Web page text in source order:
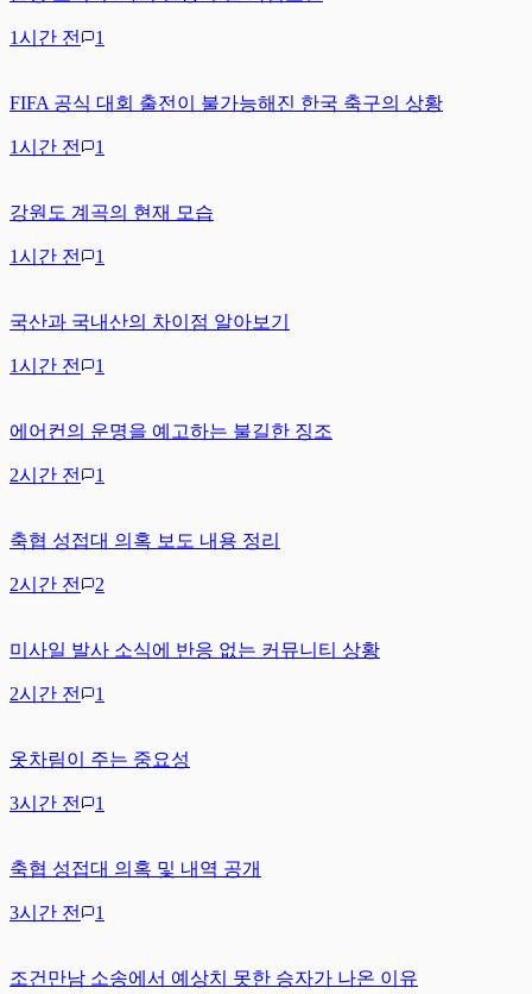
1시간 전 1
FIFA 공식 대회 출전이 불가능해진 한국 축구의 상황
1시간 전 1
강원도 계곡의 현재 모습
1시간 전 1
국산과 국내산의 차이점 알아보기
1시간 전 1
에어컨의 운명을 예고하는 불길한 징조
2시간 전 1
축협 성접대 의혹 보도 내용 정리
2시간 전 2
미사일 발사 소식에 반응 없는 커뮤니티 상황
2시간 전 1
옷차림이 주는 중요성
3시간 전 1
축협 성접대 의혹 및 내역 공개
3시간 전 1
조건만남 소송에서 예상치 못한 승자가 나온 이유